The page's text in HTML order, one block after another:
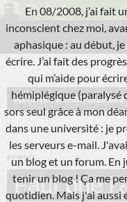
au
contenu
L'A.V.C.
Recherche
Archives mensuelles
PERSO
Faut que
En 08/2008, j’ai fait
inconscient chez moi,
aphasique : au début,
écrire. J’ai fait des
qui m’aide pour
hémiplégique (paralysé
sors seul grâce à mon
dans une université : je
les serveurs e-mail.
un blog et un forum. En
tenir un blog ! Ça me
quotidien. Mais j'ai aussi